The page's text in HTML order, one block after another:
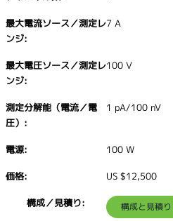
7 A
100 V
1 pA/100 nV
100 W
US $12,500
構成と見積り